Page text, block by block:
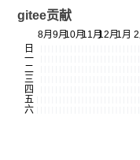
gitee贡献